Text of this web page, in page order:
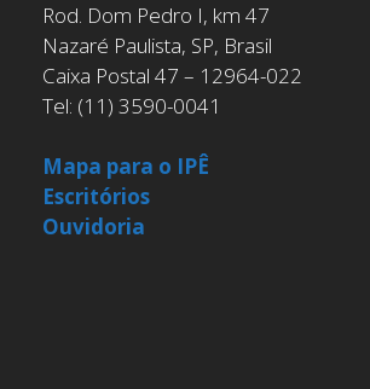
Rod. Dom Pedro I, km 47
Nazaré Paulista, SP, Brasil
Caixa Postal 47 – 12964-022
Tel: (11) 3590-0041
Mapa para o IPÊ
Escritórios
Ouvidoria